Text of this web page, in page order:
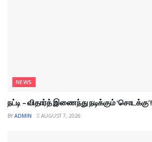
NEWS
நட்டி – விதார்த் இணைந்து நடிக்கும் ‘சொடக்கு’!
BY ADMIN AUGUST 7, 2026